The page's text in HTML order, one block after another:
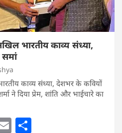
भारतीय काव्य संध्या,
काव्य संध्या, देशभर के कवियों
ने दिया प्रेम, शांति और भाईचारे का
E